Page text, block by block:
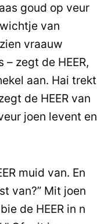
goud op veur
van
vraauw
zegt de HEER,
aan. Hai trekt
de HEER van
joen levent en
muid van. En
van?” Mit joen
de HEER in n